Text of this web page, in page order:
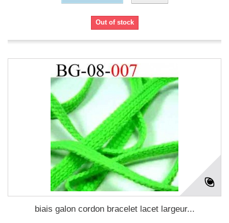
Out of stock
biais galon cordon bracelet lacet largeur...